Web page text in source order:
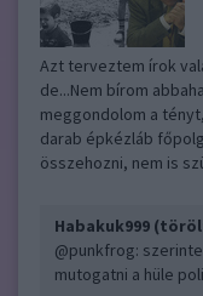
Azt terveztem írok
de...Nem bírom
meggondolom a
darab épkézláb
összehozni, nem is
Habakuk999
@punkfrog:
mutogatni a hüle